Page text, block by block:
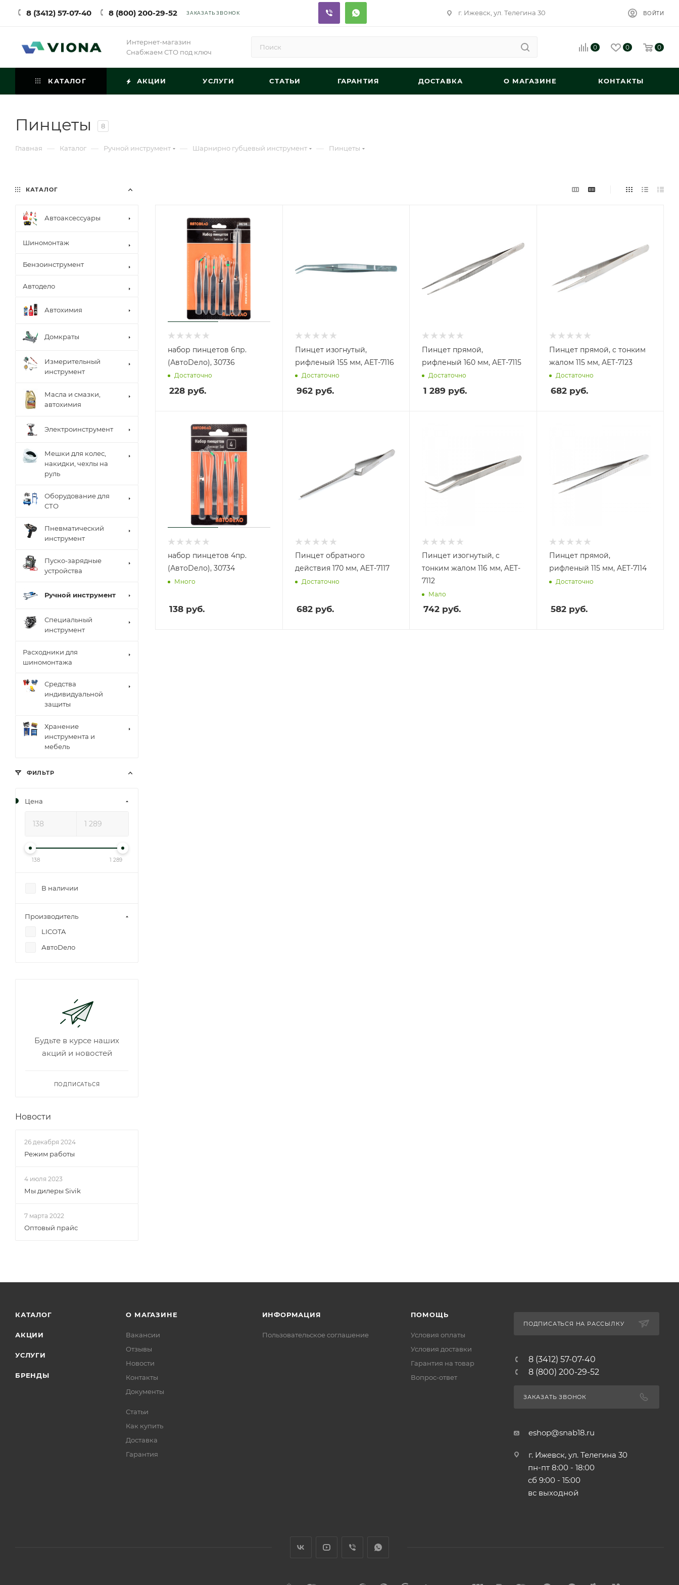
8 (3412) 57-07-40 8 (800) 200-29-52 ЗАКАЗАТЬ ЗВОНОК г. Ижевск, ул. Телегина 30 ВОЙТИ
Интернет-магазин
Снабжаем СТО под ключ
0 0 0
КАТАЛОГ АКЦИИ УСЛУГИ СТАТЬИ ГАРАНТИЯ ДОСТАВКА О МАГАЗИНЕ КОНТАКТЫ
Пинцеты 8
Главная — Каталог — Ручной инструмент — Шарнирно губцевый инструмент — Пинцеты
набор пинцетов 6пр.
(АвтоDело), 30736
Достаточно
228 руб.
Пинцет изогнутый,
рифленый 155 мм, AET-7116
Достаточно
962руб.
Пинцет прямой,
рифленый 160 мм, AET-7115
Достаточно
1 289 руб.
Пинцет прямой, c тонким
жалом 115 мм, AET-7123
Достаточно
682руб.
набор пинцетов 4пр.
(АвтоDело), 30734
Много
138 руб.
Пинцет обратного
действия 170 мм, AET-7117
Достаточно
682руб.
Пинцет изогнутый, c
тонким жалом 116 мм, AET-
7112
Мало
742 руб.
Пинцет прямой,
рифленый 115 мм, AET-7114
Достаточно
582руб.
КАТАЛОГ
Автоаксессуары
Шиномонтаж
Бензоинструмент
Автодело
Автохимия
Домкраты
Измерительный
инструмент
Масла и смазки,
автохимия
Электроинструмент
Мешки для колес,
накидки, чехлы на
руль
Оборудование для
СТО
Пневматический
инструмент
Пуско-зарядные
устройства
Ручной инструмент
Специальный
инструмент
Расходники для
шиномонтажа
Средства
индивидуальной
защиты
Хранение
инструмента и
мебель
ФИЛЬТР
Цена
138 1 289
В наличии
Производитель
LICOTA
АвтоDело
Будьте в курсе наших
акций и новостей
ПОДПИСАТЬСЯ
Новости
26 декабря 2024
Режим работы
4 июля 2023
Мы дилеры Sivik
7 марта 2022
Оптовый прайс
КАТАЛОГ
АКЦИИ
УСЛУГИ
БРЕНДЫ
О МАГАЗИНЕ
Вакансии
Отзывы
Новости
Контакты
Документы
Статьи
Как купить
Доставка
Гарантия
ИНФОРМАЦИЯ
Пользовательское соглашение
ПОМОЩЬ
Условия оплаты
Условия доставки
Гарантия на товар
Вопрос-ответ
ПОДПИСАТЬСЯ НА РАССЫЛКУ
8 (3412) 57-07-40
8 (800) 200-29-52
ЗАКАЗАТЬ ЗВОНОК
eshop@snab18.ru
г. Ижевск, ул. Телегина 30
пн-пт 8:00 - 18:00
сб 9:00 - 15:00
вс выходной